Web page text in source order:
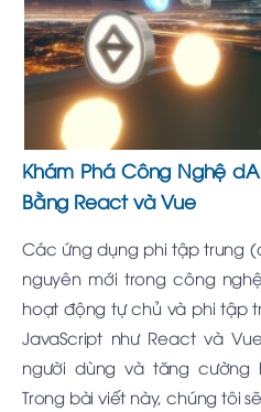
Khám Phá Công Nghệ
Bằng React và Vue
Các ứng dụng phi tập trung
nguyên mới trong công
hoạt động tự chủ và phi tập
JavaScript như React và
người dùng và tăng cường
Trong bài viết này, chúng tôi